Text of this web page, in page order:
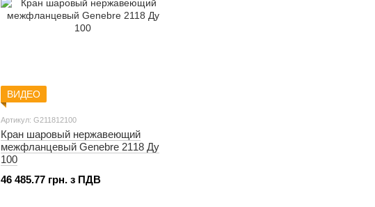
ВИДЕО
Артикул: G211812100
Кран шаровый нержавеющий
межфланцевый Genebre 2118 Ду
100
46 485.77 грн. з ПДВ